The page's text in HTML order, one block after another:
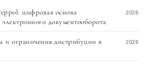
цифровая основа
документооборота
2026
и ограничения дистрибуции в
2026